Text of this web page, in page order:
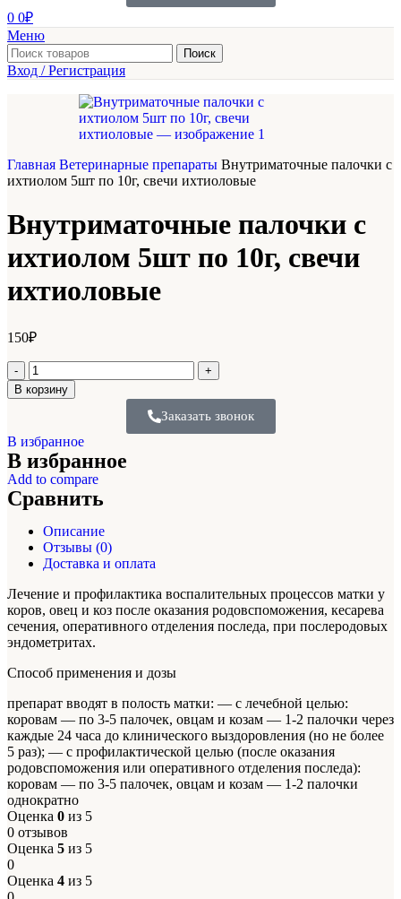
0 0₽
Меню
Поиск
Вход / Регистрация
Главная Ветеринарные препараты Внутриматочные палочки с
ихтиолом 5шт по 10г, свечи ихтиоловые
Внутриматочные палочки с
ихтиолом 5шт по 10г, свечи
ихтиоловые
150₽
В корзину
Заказать звонок
В избранное
В избранное
Add to compare
Сравнить
Описание
Отзывы (0)
Доставка и оплата
Лечение и профилактика воспалительных процессов матки у
коров, овец и коз после оказания родовспоможения, кесарева
сечения, оперативного отделения последа, при послеродовых
эндометритах.
Способ применения и дозы
препарат вводят в полость матки: — с лечебной целью:
коровам — по 3-5 палочек, овцам и козам — 1-2 палочки через
каждые 24 часа до клинического выздоровления (но не более
5 раз); — с профилактической целью (после оказания
родовспоможения или оперативного отделения последа):
коровам — по 3-5 палочек, овцам и козам — 1-2 палочки
однократно
Оценка 0 из 5
0 отзывов
Оценка 5 из 5
0
Оценка 4 из 5